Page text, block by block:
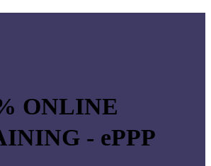
ONLINE
- ePPP